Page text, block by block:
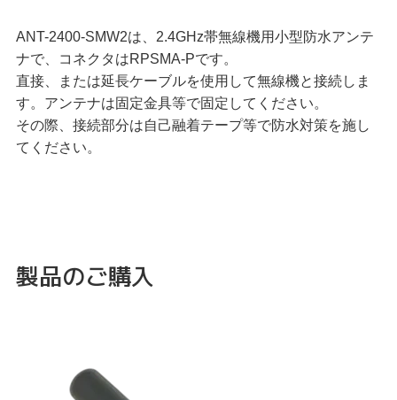
ANT-2400-SMW2は、2.4GHz帯無線機用小型防水アンテ
ナで、コネクタはRPSMA-Pです。
直接、または延長ケーブルを使用して無線機と接続しま
す。アンテナは固定金具等で固定してください。
その際、接続部分は自己融着テープ等で防水対策を施し
てください。
製品のご購入